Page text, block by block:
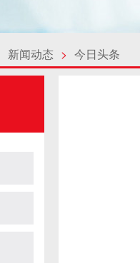
新闻动态 > 今日头条